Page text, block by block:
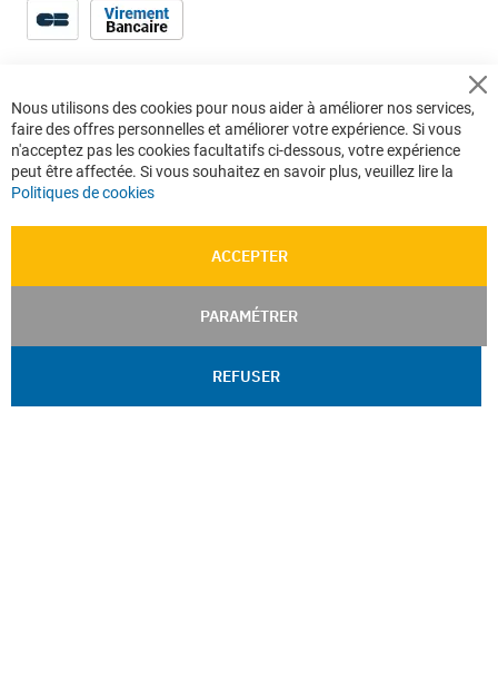
Nous utilisons des cookies pour nous aider à améliorer nos services,
faire des offres personnelles et améliorer votre expérience. Si vous
n'acceptez pas les cookies facultatifs ci-dessous, votre expérience
peut être affectée. Si vous souhaitez en savoir plus, veuillez lire la
Politiques de cookies
ACCEPTER
PARAMÉTRER
REFUSER